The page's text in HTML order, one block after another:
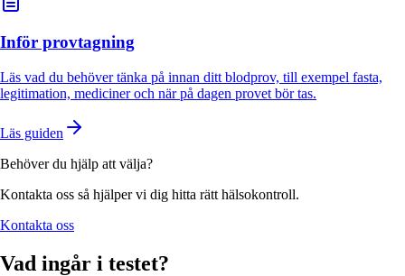
Inför provtagning
Läs vad du behöver tänka på innan ditt blodprov, till exempel fasta,
legitimation, mediciner och när på dagen provet bör tas.
Läs guiden
Behöver du hjälp att välja?
Kontakta oss så hjälper vi dig hitta rätt hälsokontroll.
Kontakta oss
Vad ingår i testet?